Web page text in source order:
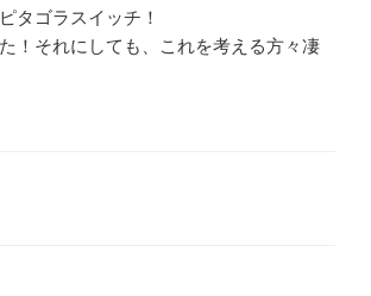
タゴラスイッチ！
！それにしても、これを考える方々凄